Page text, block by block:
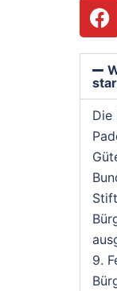
Die
9.